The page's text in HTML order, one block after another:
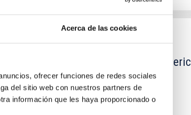
Acerca de las cookies
ofrecer funciones de redes sociales
del sitio web con nuestros partners de
información que les haya proporcionado o
INSTALACIÓN
Solar and Heliospheric
Observatory